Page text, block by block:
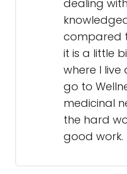
dealing
compared
it is a little
where I
go to
medicinal
the hard
good work.